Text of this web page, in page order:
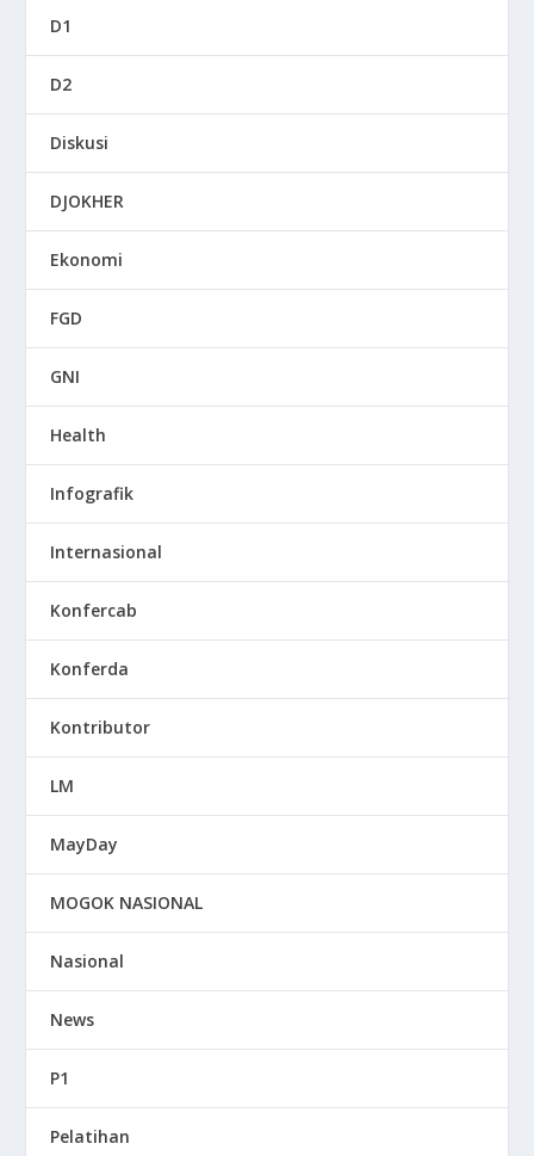
D1
D2
Diskusi
DJOKHER
Ekonomi
FGD
GNI
Health
Infografik
Internasional
Konfercab
Konferda
Kontributor
LM
MayDay
MOGOK NASIONAL
Nasional
News
P1
Pelatihan